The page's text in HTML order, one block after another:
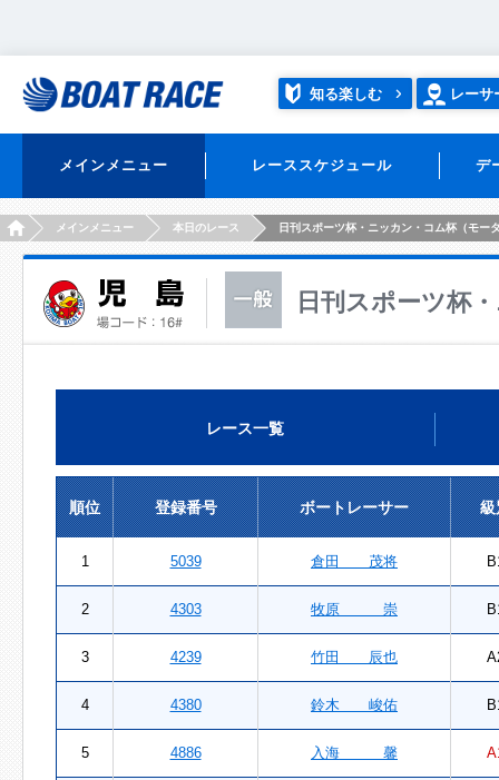
知る楽しむ レーサ
メインメニュー レーススケジュール デ
HOMEメインメニュー 本日のレース 日刊スポーツ杯・ニッカン・コム杯（モー
日刊スポーツ杯
レース一覧
順位 登録番号 ボートレーサー 級
1 5039 倉田 茂将
2 4303 牧原 崇
3 4239 竹田 辰也
4 4380 鈴木 峻佑
5 4886 入海 馨